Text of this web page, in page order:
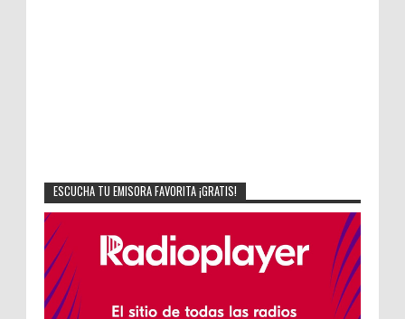
ESCUCHA TU EMISORA FAVORITA ¡GRATIS!